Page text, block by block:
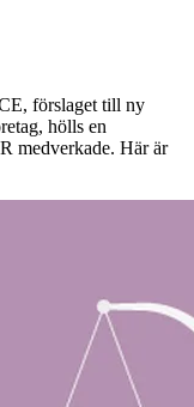
förslaget till ny
hölls en
medverkade. Här är